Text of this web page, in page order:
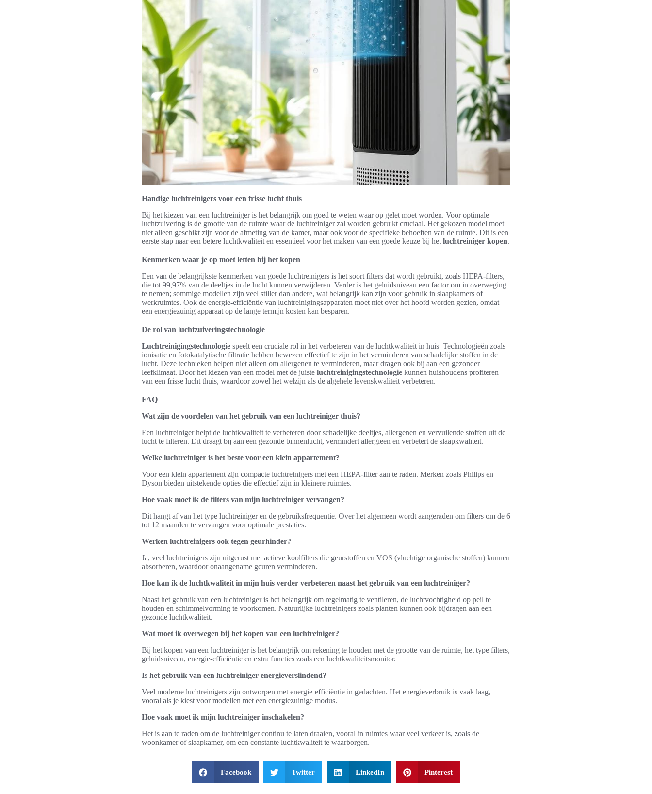
Handige luchtreinigers voor een frisse lucht thuis
Bij het kiezen van een luchtreiniger is het belangrijk om goed te weten waar op gelet moet worden. Voor optimale
luchtzuivering is de grootte van de ruimte waar de luchtreiniger zal worden gebruikt cruciaal. Het gekozen model moet
niet alleen geschikt zijn voor de afmeting van de kamer, maar ook voor de specifieke behoeften van de ruimte. Dit is een
eerste stap naar een betere luchtkwaliteit en essentieel voor het maken van een goede keuze bij het luchtreiniger kopen.
Kenmerken waar je op moet letten bij het kopen
Een van de belangrijkste kenmerken van goede luchtreinigers is het soort filters dat wordt gebruikt, zoals HEPA-filters,
die tot 99,97% van de deeltjes in de lucht kunnen verwijderen. Verder is het geluidsniveau een factor om in overweging
te nemen; sommige modellen zijn veel stiller dan andere, wat belangrijk kan zijn voor gebruik in slaapkamers of
werkruimtes. Ook de energie-efficiëntie van luchtreinigingsapparaten moet niet over het hoofd worden gezien, omdat
een energiezuinig apparaat op de lange termijn kosten kan besparen.
De rol van luchtzuiveringstechnologie
Luchtreinigingstechnologie speelt een cruciale rol in het verbeteren van de luchtkwaliteit in huis. Technologieën zoals
ionisatie en fotokatalytische filtratie hebben bewezen effectief te zijn in het verminderen van schadelijke stoffen in de
lucht. Deze technieken helpen niet alleen om allergenen te verminderen, maar dragen ook bij aan een gezonder
leefklimaat. Door het kiezen van een model met de juiste luchtreinigingstechnologie kunnen huishoudens profiteren
van een frisse lucht thuis, waardoor zowel het welzijn als de algehele levenskwaliteit verbeteren.
FAQ
Wat zijn de voordelen van het gebruik van een luchtreiniger thuis?
Een luchtreiniger helpt de luchtkwaliteit te verbeteren door schadelijke deeltjes, allergenen en vervuilende stoffen uit de
lucht te filteren. Dit draagt bij aan een gezonde binnenlucht, vermindert allergieën en verbetert de slaapkwaliteit.
Welke luchtreiniger is het beste voor een klein appartement?
Voor een klein appartement zijn compacte luchtreinigers met een HEPA-filter aan te raden. Merken zoals Philips en
Dyson bieden uitstekende opties die effectief zijn in kleinere ruimtes.
Hoe vaak moet ik de filters van mijn luchtreiniger vervangen?
Dit hangt af van het type luchtreiniger en de gebruiksfrequentie. Over het algemeen wordt aangeraden om filters om de 6
tot 12 maanden te vervangen voor optimale prestaties.
Werken luchtreinigers ook tegen geurhinder?
Ja, veel luchtreinigers zijn uitgerust met actieve koolfilters die geurstoffen en VOS (vluchtige organische stoffen) kunnen
absorberen, waardoor onaangename geuren verminderen.
Hoe kan ik de luchtkwaliteit in mijn huis verder verbeteren naast het gebruik van een luchtreiniger?
Naast het gebruik van een luchtreiniger is het belangrijk om regelmatig te ventileren, de luchtvochtigheid op peil te
houden en schimmelvorming te voorkomen. Natuurlijke luchtreinigers zoals planten kunnen ook bijdragen aan een
gezonde luchtkwaliteit.
Wat moet ik overwegen bij het kopen van een luchtreiniger?
Bij het kopen van een luchtreiniger is het belangrijk om rekening te houden met de grootte van de ruimte, het type filters,
geluidsniveau, energie-efficiëntie en extra functies zoals een luchtkwaliteitsmonitor.
Is het gebruik van een luchtreiniger energieverslindend?
Veel moderne luchtreinigers zijn ontworpen met energie-efficiëntie in gedachten. Het energieverbruik is vaak laag,
vooral als je kiest voor modellen met een energiezuinige modus.
Hoe vaak moet ik mijn luchtreiniger inschakelen?
Het is aan te raden om de luchtreiniger continu te laten draaien, vooral in ruimtes waar veel verkeer is, zoals de
woonkamer of slaapkamer, om een constante luchtkwaliteit te waarborgen.
Facebook Twitter LinkedIn Pinterest